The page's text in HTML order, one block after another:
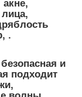
.
и
подходит